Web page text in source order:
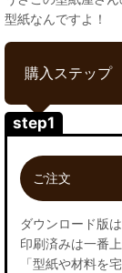
型紙なんですよ！
購入ステップ
step1
ご注文
ダウンロード版
印刷済みは一番
「型紙や材料を